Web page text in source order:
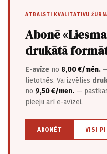
ATBALSTI KVALITATĪVU
Abonē
drukātā
E-avīze no 8,00 €/mēn.
lietotnēs. Vai izvēlies
no 9,50 €/mēn. —
pieeju arī e-avīzei.
ABONĒT VISI